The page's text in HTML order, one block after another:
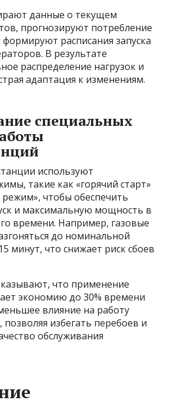
данные о текущем
прогнозируют потребление
расписания запуска
В результате
распределение нагрузок и
адаптация к изменениям.
специальных
используют
такие как «горячий старт»
чтобы обеспечить
и максимальную мощность в
времени. Например, газовые
до номинальной
минут, что снижает риск сбоев
что применение
экономию до 30% времени
влияние на работу
избегать перебоев и
обслуживания